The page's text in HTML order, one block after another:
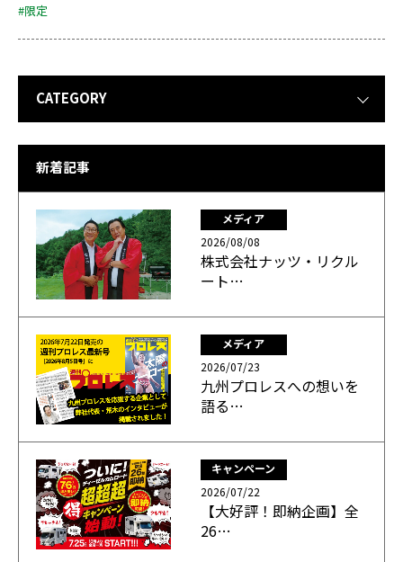
#限定
CATEGORY
新着記事
メディア
2026/08/08
株式会社ナッツ・リクル
ート…
メディア
2026/07/23
九州プロレスへの想いを
語る…
キャンペーン
2026/07/22
【大好評！即納企画】全
26…